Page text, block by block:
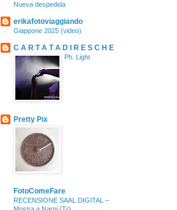
Nueva despedida
erikafotoviaggiando
Giappone 2025 (video)
C A R T A T A D I R E S C H E
Ph. Light
Pretty Pix
FotoComeFare
RECENSIONE SAAL DIGITAL –